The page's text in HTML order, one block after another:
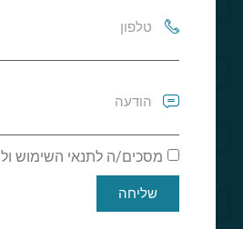
מסכים/ה לתנאי השימוש ול
שליחה